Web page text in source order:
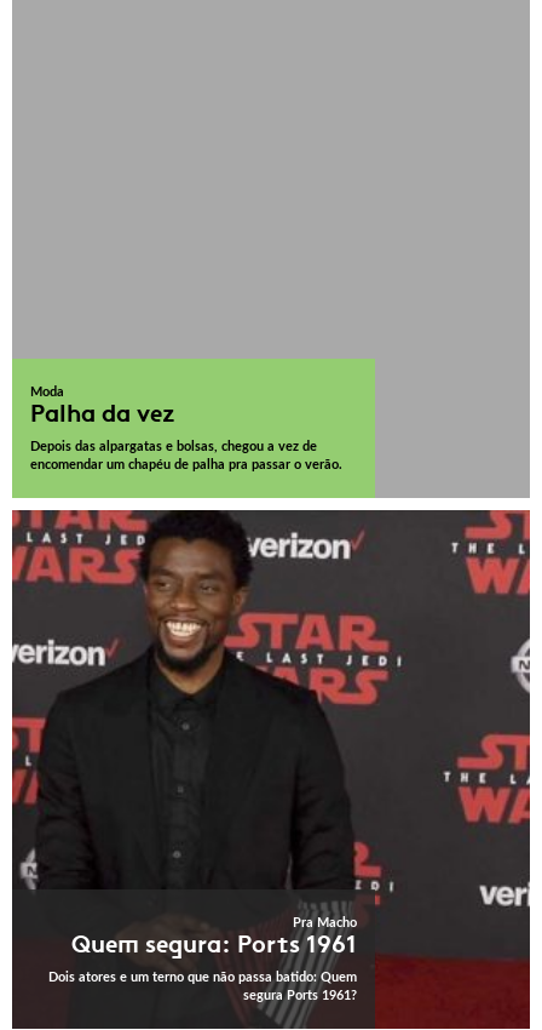
Moda
Palha da vez
Depois das alpargatas e bolsas, chegou a vez de
encomendar um chapéu de palha pra passar o verão.
Pra Macho
Quem segura: Ports 1961
Dois atores e um terno que não passa batido: Quem
segura Ports 1961?